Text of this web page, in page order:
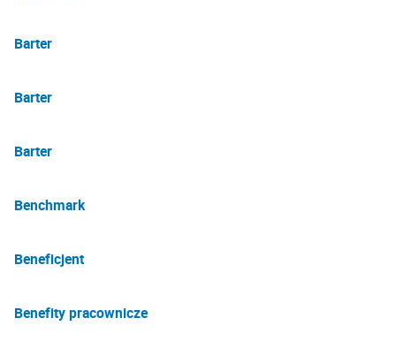
Barter
Barter
Barter
Benchmark
Beneficjent
Benefity pracownicze